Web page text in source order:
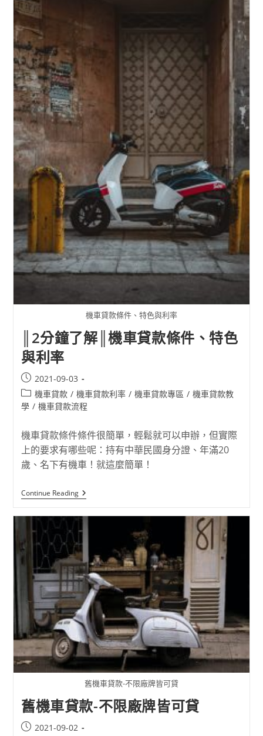
機車貸款條件、特色與利率
║2分鐘了解║機車貸款條件、特色
與利率
2021-09-03
機車貸款 / 機車貸款利率 / 機車貸款專區 / 機車貸款教
學 / 機車貸款流程
機車貸款條件條件很簡單，輕鬆就可以申辦，但實際
上的要求有哪些呢：持有中華民國身分證、年滿20
歲、名下有機車！就這麼簡單！
Continue Reading
舊機車貸款-不限廠牌皆可貸
舊機車貸款-不限廠牌皆可貸
2021-09-02